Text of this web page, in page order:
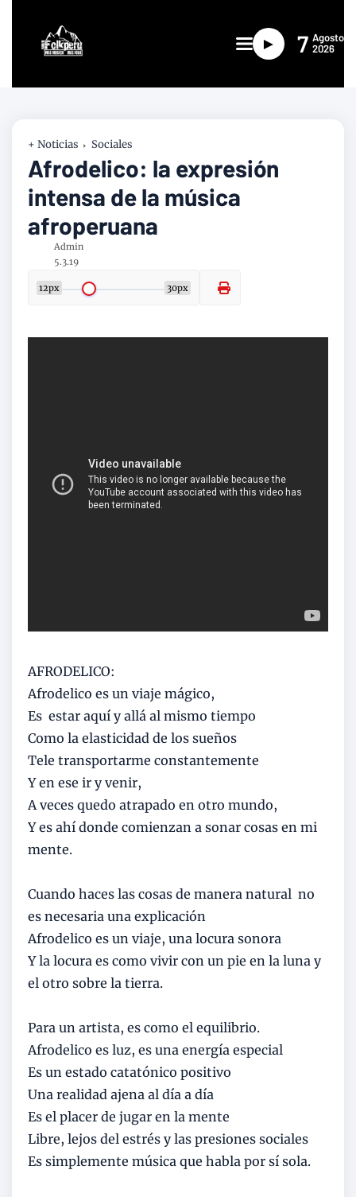
► 7 Agosto
2026
+ Noticias Sociales
Afrodelico: la expresión
intensa de la música
afroperuana
Admin
5.3.19
12px 30px
AFRODELICO:
Afrodelico es un viaje mágico,
Es estar aquí y allá al mismo tiempo
Como la elasticidad de los sueños
Tele transportarme constantemente
Y en ese ir y venir,
A veces quedo atrapado en otro mundo,
Y es ahí donde comienzan a sonar cosas en mi
mente.
Cuando haces las cosas de manera natural no
es necesaria una explicación
Afrodelico es un viaje, una locura sonora
Y la locura es como vivir con un pie en la luna y
el otro sobre la tierra.
Para un artista, es como el equilibrio.
Afrodelico es luz, es una energía especial
Es un estado catatónico positivo
Una realidad ajena al día a día
Es el placer de jugar en la mente
Libre, lejos del estrés y las presiones sociales
Es simplemente música que habla por sí sola.